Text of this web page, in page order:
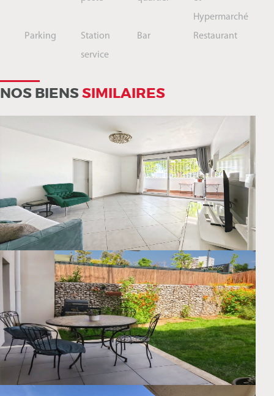
Hypermarché
Parking
Station
service
Bar Restaurant
NOS BIENSSIMILAIRES